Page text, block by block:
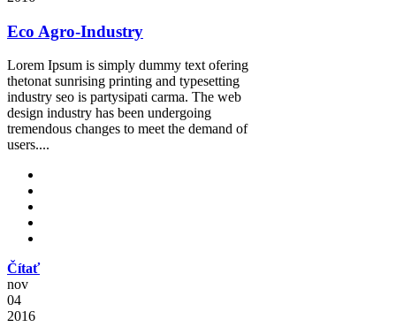
Eco Agro-Industry
Lorem Ipsum is simply dummy text ofering
thetonat sunrising printing and typesetting
industry seo is partysipati carma. The web
design industry has been undergoing
tremendous changes to meet the demand of
users....
Čítať
nov
04
2016